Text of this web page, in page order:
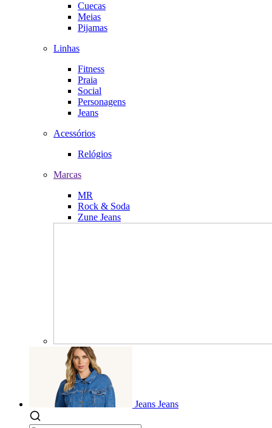
Cuecas
Meias
Pijamas
Linhas
Fitness
Praia
Social
Personagens
Jeans
Acessórios
Relógios
Marcas
MR
Rock & Soda
Zune Jeans
Jeans Jeans